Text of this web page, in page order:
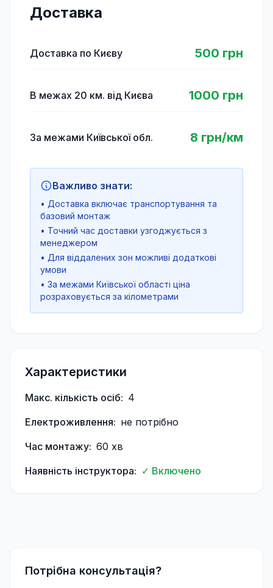
Доставка
Доставка по Києву 500 грн
В межах 20 км. від Києва 1000 грн
За межами Київської обл. 8 грн/км
Важливо знати:
• Доставка включає транспортування та
базовий монтаж
• Точний час доставки узгоджується з
менеджером
• Для віддалених зон можливі додаткові
умови
• За межами Київської області ціна
розраховується за кілометрами
Характеристики
Макс. кількість осіб: 4
Електроживлення: не потрібно
Час монтажу: 60 хв
Наявність інструктора: ✓ Включено
Потрібна консультація?